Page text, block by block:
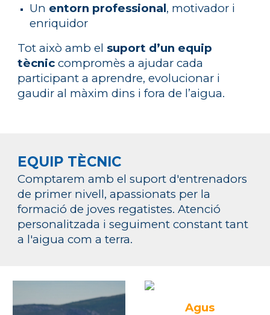
Un entorn professional, motivador i
enriquidor
Tot això amb el suport d’un equip
tècniccompromès a ajudar cada
participant a aprendre, evolucionar i
gaudir al màxim dins i fora de l’aigua.
EQUIP TÈCNIC
Comptarem amb el suport d'entrenadors
de primer nivell, apassionats per la
formació de joves regatistes. Atenció
personalitzada i seguiment constant tant
a l'aigua com a terra.
Agus